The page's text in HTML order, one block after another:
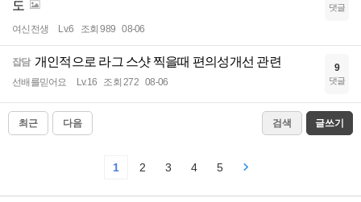
도
여신전생 Lv.6 조회 989 08-06
댓글
잡담 개인적으로 라그 스샷 찍을때 편의성개선 관련
선배를믿어요 Lv.16 조회 272 08-06
9
댓글
최근 다음 검색 글쓰기
1 2 3 4 5